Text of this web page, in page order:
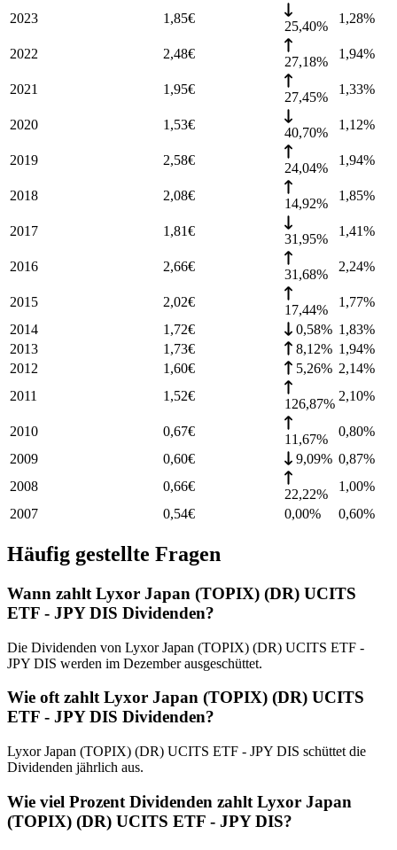
2023
1,85€
25,40%
1,28%
2022 2,48€
27,18%
1,94%
2021 1,95€
27,45%
1,33%
2020 1,53€
40,70%
1,12%
2019 2,58€
24,04%
1,94%
2018 2,08€
14,92%
1,85%
2017 1,81€
31,95%
1,41%
2016 2,66€
31,68%
2,24%
2015 2,02€
17,44%
1,77%
2014
1,72€ 0,58% 1,83%
2013
1,73€ 8,12% 1,94%
2012
1,60€ 5,26% 2,14%
2011
1,52€
126,87%
2,10%
2010 0,67€
11,67%
0,80%
2009
0,60€ 9,09% 0,87%
2008
0,66€
22,22%
1,00%
2007
0,54€ 0,00% 0,60%
Häufig gestellte Fragen
Wann zahlt Lyxor Japan (TOPIX) (DR) UCITS
ETF - JPY DIS Dividenden?
Die Dividenden von Lyxor Japan (TOPIX) (DR) UCITS ETF -
JPY DIS werden im Dezember ausgeschüttet.
Wie oft zahlt Lyxor Japan (TOPIX) (DR) UCITS
ETF - JPY DIS Dividenden?
Lyxor Japan (TOPIX) (DR) UCITS ETF - JPY DIS schüttet die
Dividenden jährlich aus.
Wie viel Prozent Dividenden zahlt Lyxor Japan
(TOPIX) (DR) UCITS ETF - JPY DIS?